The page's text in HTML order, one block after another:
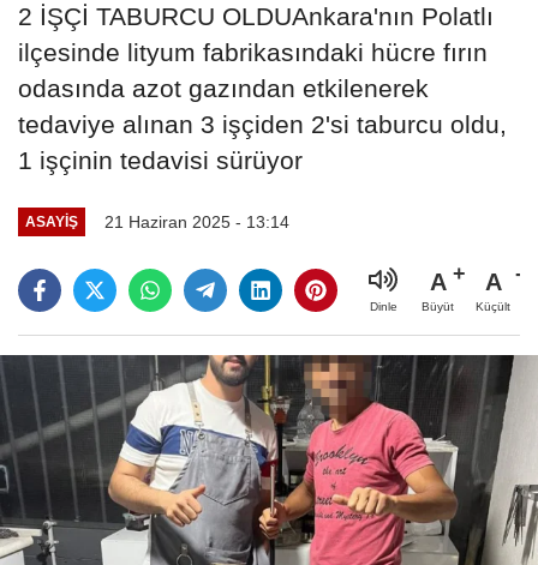
2 İŞÇİ TABURCU OLDUAnkara'nın Polatlı
ilçesinde lityum fabrikasındaki hücre fırın
odasında azot gazından etkilenerek
tedaviye alınan 3 işçiden 2'si taburcu oldu,
1 işçinin tedavisi sürüyor
ASAYIŞ 21 Haziran 2025 - 13:14
Dinle
A
Büyüt
A
Küçült